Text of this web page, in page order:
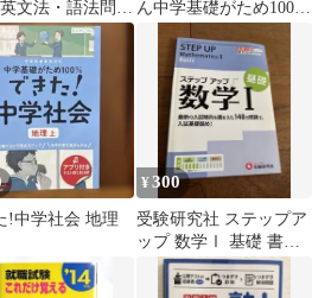
英文法・語法問題 ん中学基礎がため100%
!中学社会 地理
¥300
受験研究社 ステップア
ップ 数学Ⅰ 基礎 書き
込みなし 大学受験 数学